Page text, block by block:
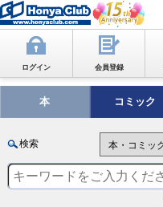
ログイン 会員登録
本 コミック
検索